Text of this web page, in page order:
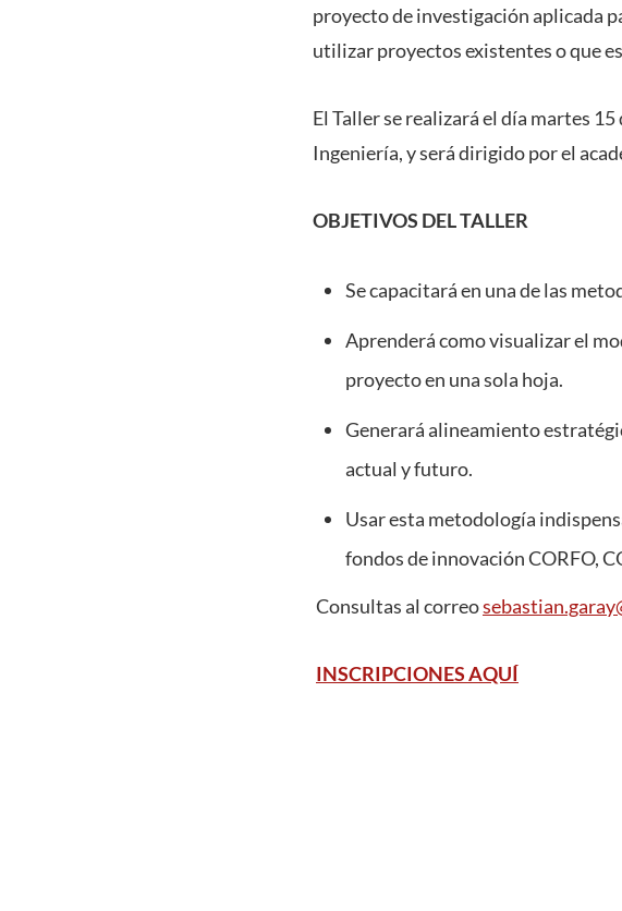
proyecto de investigación aplicada
utilizar proyectos existentes o que
El Taller se realizará el día martes
Ingeniería, y será dirigido por el
OBJETIVOS DEL TALLER
Se capacitará en una de las
Aprenderá como visualizar el
proyecto en una sola hoja.
Generará alineamiento
actual y futuro.
Usar esta metodología
fondos de innovación CORFO,
Consultas al correo
INSCRIPCIONES AQUÍ